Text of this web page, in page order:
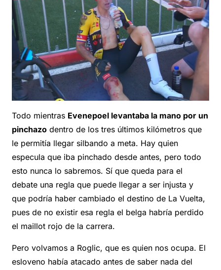
Todo mientras Evenepoel levantaba la mano por un
pinchazo dentro de los tres últimos kilómetros que
le permitía llegar silbando a meta. Hay quien
especula que iba pinchado desde antes, pero todo
esto nunca lo sabremos. Sí que queda para el
debate una regla que puede llegar a ser injusta y
que podría haber cambiado el destino de La Vuelta,
pues de no existir esa regla el belga habría perdido
el maillot rojo de la carrera.
Pero volvamos a Roglic, que es quien nos ocupa. El
esloveno había atacado antes de saber nada del